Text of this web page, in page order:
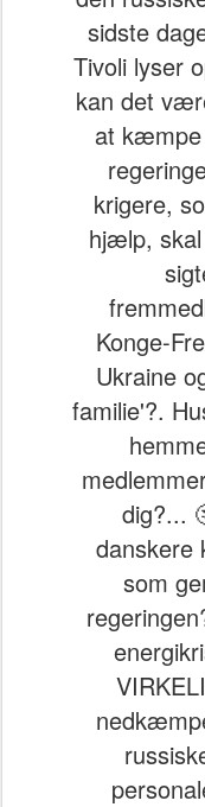
sidste
Tivoli lyser
kan det
at kæmpe
krigere,
hjælp,
Konge-
Ukraine
familie'?.
dig?...
danskere
som